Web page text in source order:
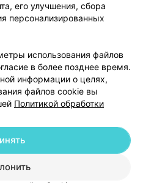
103.by
данных
| 220012, Республика Беларусь,
+375 291212755
его улучшения, сбора
персонализированных
использования файлов
в более позднее время.
информации о целях,
файлов cookie вы
Политикой обработки